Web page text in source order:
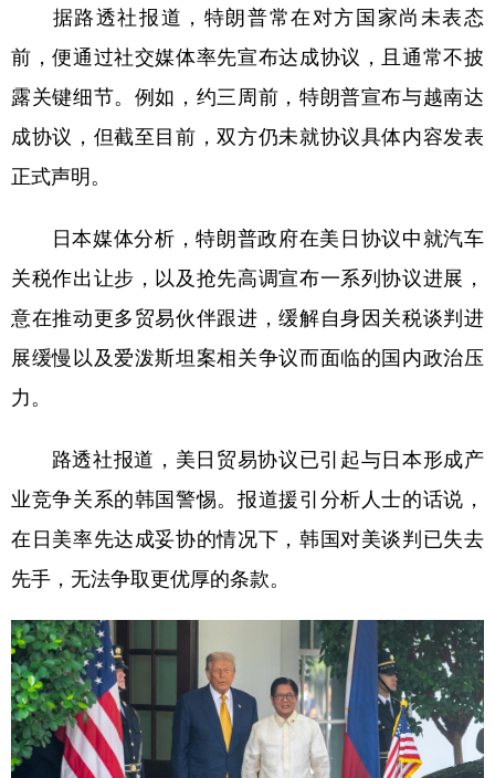
据路透社报道，特朗普常在对方国家尚未表态
前，便通过社交媒体率先宣布达成协议，且通常不披
露关键细节。例如，约三周前，特朗普宣布与越南达
成协议，但截至目前，双方仍未就协议具体内容发表
正式声明。
日本媒体分析，特朗普政府在美日协议中就汽车
关税作出让步，以及抢先高调宣布一系列协议进展，
意在推动更多贸易伙伴跟进，缓解自身因关税谈判进
展缓慢以及爱泼斯坦案相关争议而面临的国内政治压
力。
路透社报道，美日贸易协议已引起与日本形成产
业竞争关系的韩国警惕。报道援引分析人士的话说，
在日美率先达成妥协的情况下，韩国对美谈判已失去
先手，无法争取更优厚的条款。